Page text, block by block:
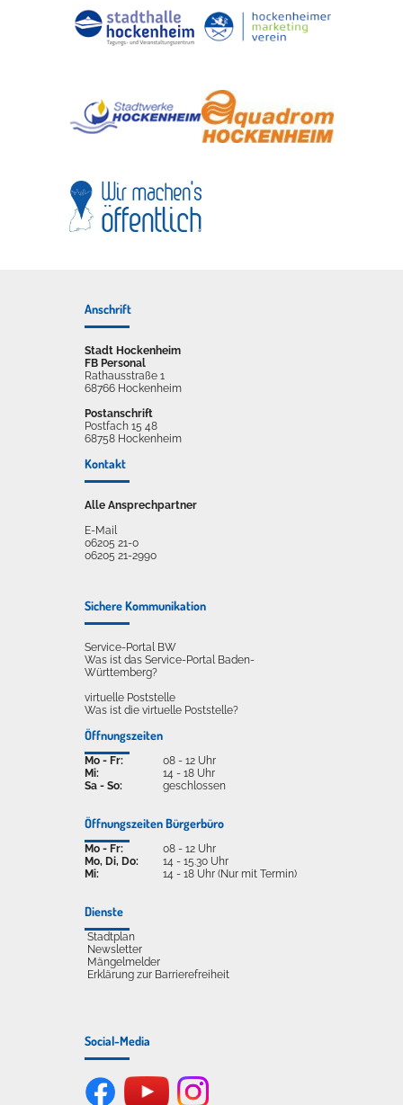
Anschrift
Stadt Hockenheim
FB Personal
Rathausstraße 1
68766 Hockenheim
Postanschrift
Postfach 15 48
68758 Hockenheim
Kontakt
Alle Ansprechpartner
E-Mail
06205 21-0
06205 21-2990
Sichere Kommunikation
Service-Portal BW
Was ist das Service-Portal Baden-
Württemberg?
virtuelle Poststelle
Was ist die virtuelle Poststelle?
Öffnungszeiten
Mo - Fr:
Mi:
Sa - So:
08 - 12 Uhr
14 - 18 Uhr
geschlossen
Öffnungszeiten Bürgerbüro
Mo - Fr:
Mo, Di, Do:
Mi:
08 - 12 Uhr
14 - 15.30 Uhr
14 - 18 Uhr (Nur mit Termin)
Dienste
Stadtplan
Newsletter
Mängelmelder
Erklärung zur Barrierefreiheit
Social-Media